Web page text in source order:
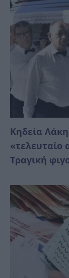
Κηδεία
«τελευταίο
Τραγική